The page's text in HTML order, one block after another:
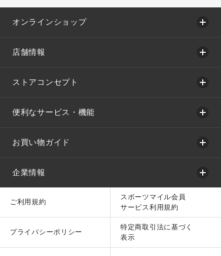
オンラインショップ
店舗情報
ストアコンセプト
便利なサービス・機能
お買い物ガイド
企業情報
ご利用規約
スポーツマイル会員
サービス利用規約
プライバシーポリシー
特定商取引法に基づく
表示